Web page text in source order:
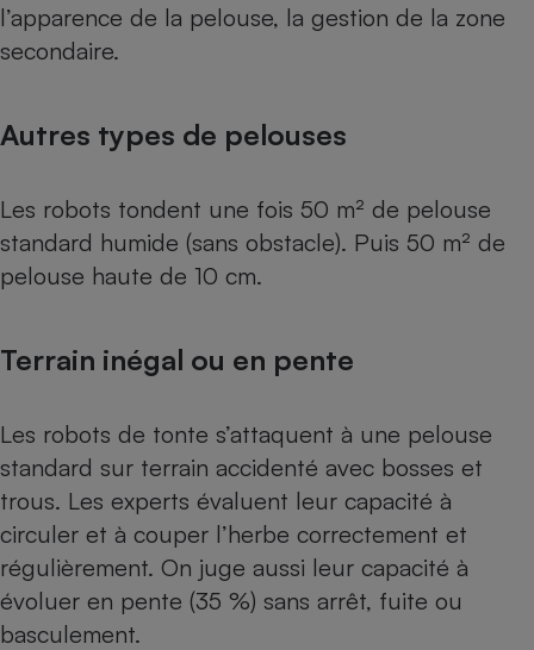
l’apparence de la pelouse, la gestion de la zone
secondaire.
Autres types de pelouses
Les robots tondent une fois 50 m² de pelouse
standard humide (sans obstacle). Puis 50 m² de
pelouse haute de 10 cm.
Terrain inégal ou en pente
Les robots de tonte s’attaquent à une pelouse
standard sur terrain accidenté avec bosses et
trous. Les experts évaluent leur capacité à
circuler et à couper l’herbe correctement et
régulièrement. On juge aussi leur capacité à
évoluer en pente (35 %) sans arrêt, fuite ou
basculement.